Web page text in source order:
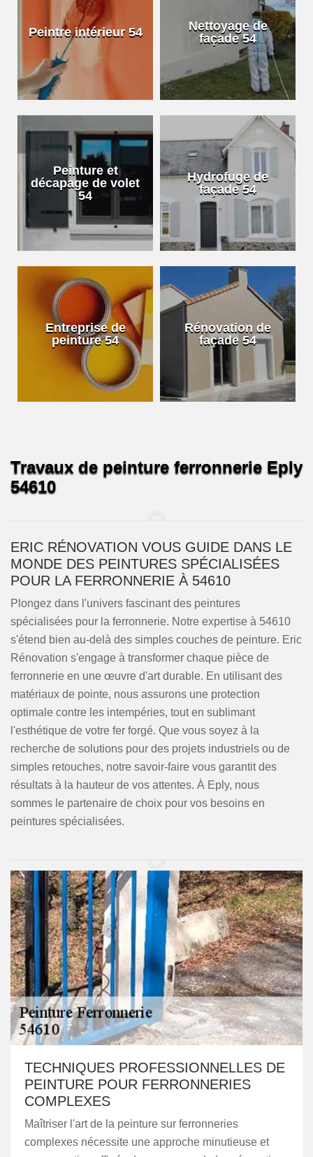
Peintre intérieur 54
Nettoyage de
façade 54
Peinture et
décapage de volet
54
Hydrofuge de
façade 54
Entreprise de
peinture 54
Rénovation de
façade 54
Travaux de peinture ferronnerie Eply
54610
ERIC RÉNOVATION VOUS GUIDE DANS LE
MONDE DES PEINTURES SPÉCIALISÉES
POUR LA FERRONNERIE À 54610
Plongez dans l'univers fascinant des peintures
spécialisées pour la ferronnerie. Notre expertise à 54610
s'étend bien au-delà des simples couches de peinture. Eric
Rénovation s'engage à transformer chaque pièce de
ferronnerie en une œuvre d'art durable. En utilisant des
matériaux de pointe, nous assurons une protection
optimale contre les intempéries, tout en sublimant
l'esthétique de votre fer forgé. Que vous soyez à la
recherche de solutions pour des projets industriels ou de
simples retouches, notre savoir-faire vous garantit des
résultats à la hauteur de vos attentes. À Eply, nous
sommes le partenaire de choix pour vos besoins en
peintures spécialisées.
TECHNIQUES PROFESSIONNELLES DE
PEINTURE POUR FERRONNERIES
COMPLEXES
Maîtriser l'art de la peinture sur ferronneries
complexes nécessite une approche minutieuse et